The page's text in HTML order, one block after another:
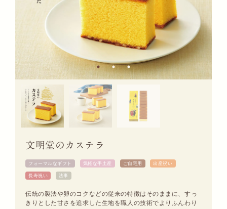
文明堂のカステラ
フォーマルなギフト 気軽な手土産 ご自宅用 出産祝い
長寿祝い 法事
伝統の製法や卵のコクなどの従来の特徴はそのままに、すっ
きりとした甘さを追求した生地を職人の技術でよりふんわり